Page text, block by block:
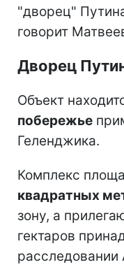
"дворец"
говорит
Дворец
Объект
побережье
Геленджика.
Комплекс
квадратных
зону, а
гектаров
расследовании